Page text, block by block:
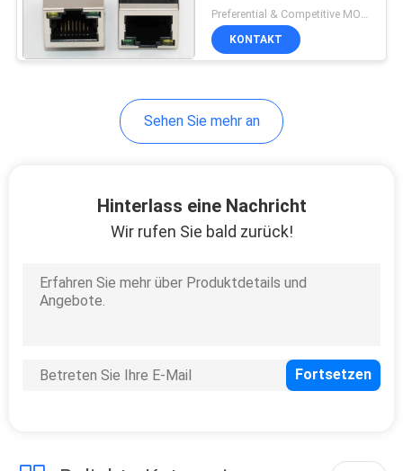
RJ45
Einzelner Hafen
Verbindungsstücke
VOIP-Zugang
gründete,/Router
Preferential & Competitive MOQ:3000
KONTAKT
Sehen Sie mehr an
Hinterlass eine Nachricht
Wir rufen Sie bald zurück!